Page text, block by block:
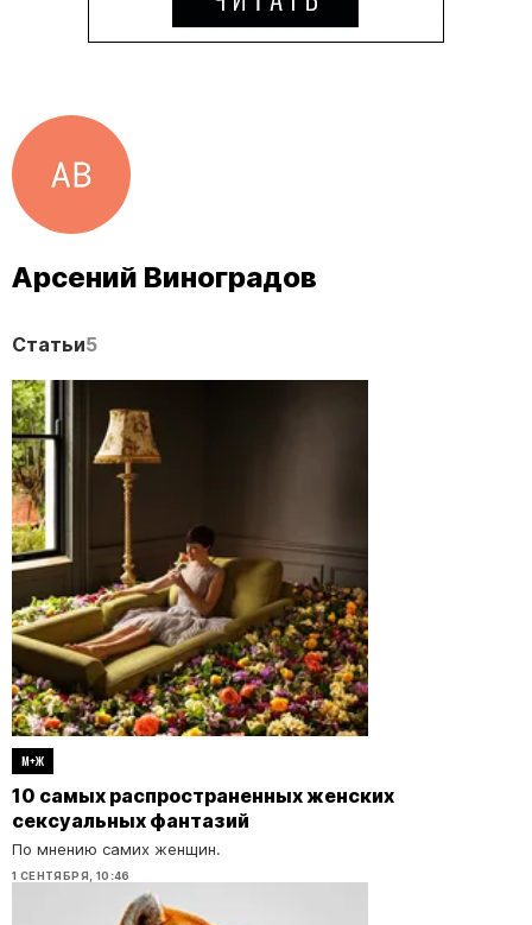
Арсений Виноградов
Статьи5
М+Ж
10 самых распространенных женских
сексуальных фантазий
По мнению самих женщин.
1 СЕНТЯБРЯ, 10:46